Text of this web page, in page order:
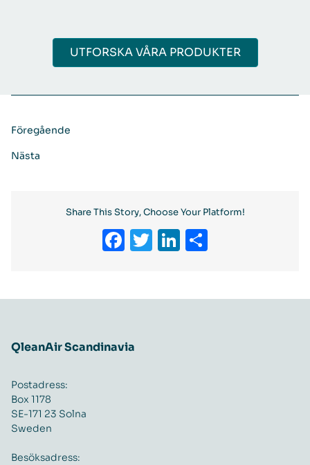
UTFORSKA VÅRA PRODUKTER
Föregående
Nästa
Share This Story, Choose Your Platform!
Facebook
Twitter
LinkedIn
QleanAir Scandinavia
Postadress:
Box 1178
SE-171 23 Solna
Sweden
Besöksadress: